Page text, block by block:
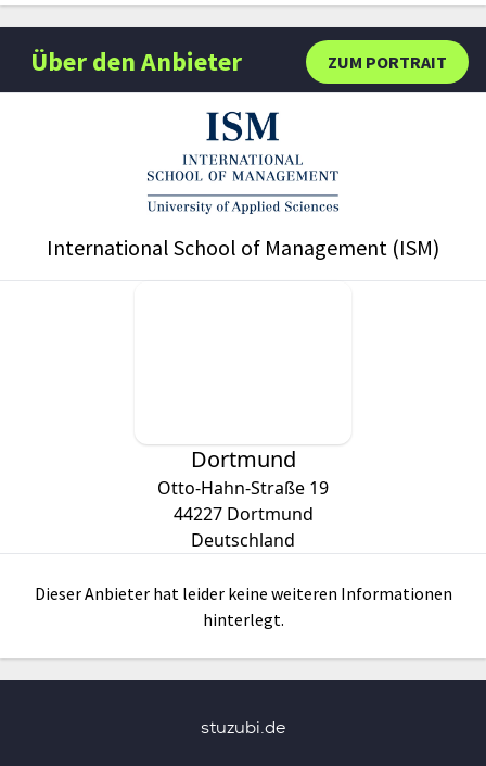
ZUM PORTRAIT
Über den Anbieter
International School of Management (ISM)
Dortmund
Otto-Hahn-Straße 19
44227 Dortmund
Deutschland
Dieser Anbieter hat leider keine weiteren Informationen
hinterlegt.
stuzubi.de